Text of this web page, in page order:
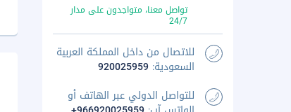
تواصل معنا، متواجدون على مدار
24/7
للاتصال من داخل المملكة العربية
السعودية: 920025959
للتواصل الدولي عبر الهاتف أو